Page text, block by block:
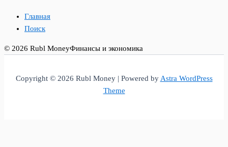
Главная
Поиск
© 2026 Rubl MoneyФинансы и экономика
Copyright © 2026 Rubl Money | Powered byAstra WordPress
Theme